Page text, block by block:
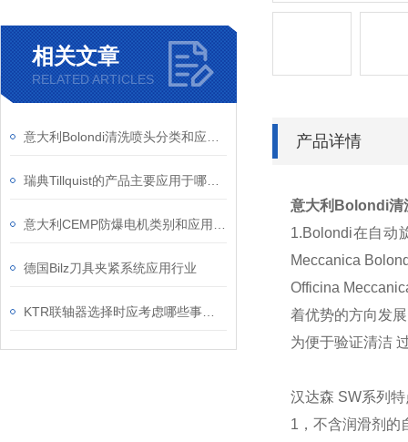
相关文章
RELATED ARTICLES
德国Bilz刀具夹紧系统应用行业
产品详情
意大利Bolondi清
1.Bolondi在自动
Meccanica
Officina
着优势的方向发
为便于验证清洁
汉达森 SW系列特
1，不含润滑剂的